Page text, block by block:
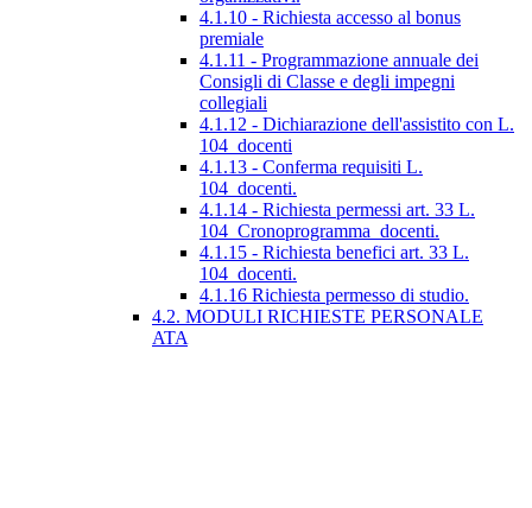
4.1.10 - Richiesta accesso al bonus
premiale
4.1.11 - Programmazione annuale dei
Consigli di Classe e degli impegni
collegiali
4.1.12 - Dichiarazione dell'assistito con L.
104_docenti
4.1.13 - Conferma requisiti L.
104_docenti.
4.1.14 - Richiesta permessi art. 33 L.
104_Cronoprogramma_docenti.
4.1.15 - Richiesta benefici art. 33 L.
104_docenti.
4.1.16 Richiesta permesso di studio.
4.2. MODULI RICHIESTE PERSONALE
ATA